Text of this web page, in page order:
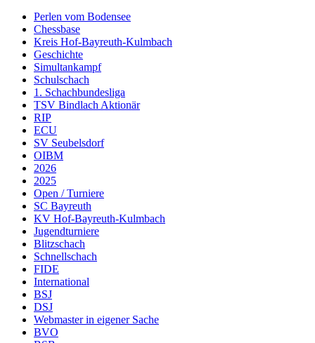
Perlen vom Bodensee
Chessbase
Kreis Hof-Bayreuth-Kulmbach
Geschichte
Simultankampf
Schulschach
1. Schachbundesliga
TSV Bindlach Aktionär
RIP
ECU
SV Seubelsdorf
OIBM
2026
2025
Open / Turniere
SC Bayreuth
KV Hof-Bayreuth-Kulmbach
Jugendturniere
Blitzschach
Schnellschach
FIDE
International
BSJ
DSJ
Webmaster in eigener Sache
BVO